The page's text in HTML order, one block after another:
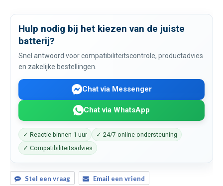
Hulp nodig bij het kiezen van de juiste
batterij?
Snel antwoord voor compatibiliteitscontrole, productadvies
en zakelijke bestellingen.
Chat via Messenger
Chat via WhatsApp
✓ Reactie binnen 1 uur
✓ 24/7 online ondersteuning
✓ Compatibiliteitsadvies
Stel een vraag Email een vriend